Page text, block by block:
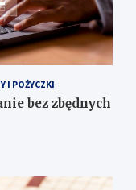
I POŻYCZKI
bez zbędnych